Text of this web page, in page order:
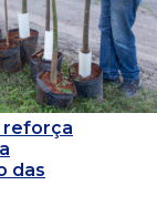
reforça
das